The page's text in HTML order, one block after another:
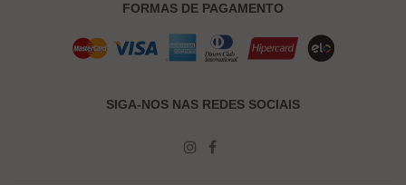
FORMAS DE PAGAMENTO
SIGA-NOS NAS REDES SOCIAIS